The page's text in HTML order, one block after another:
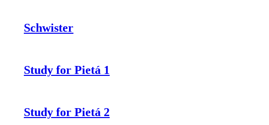
Schwister
Study for Pietá 1
Study for Pietá 2